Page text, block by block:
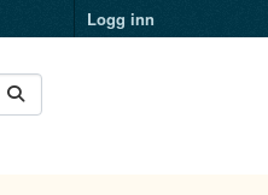
Logg inn